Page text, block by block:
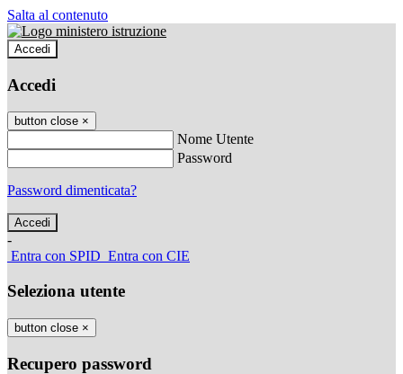
Salta al contenuto
Accedi
Accedi
button close ×
Nome Utente
Password
Password dimenticata?
-
Entra con SPID Entra con CIE
Seleziona utente
button close ×
Recupero password